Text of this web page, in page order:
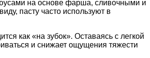
на основе фарша, сливочными и
пасту часто используют в
как «на зубок». Оставаясь с легкой
и снижает ощущения тяжести